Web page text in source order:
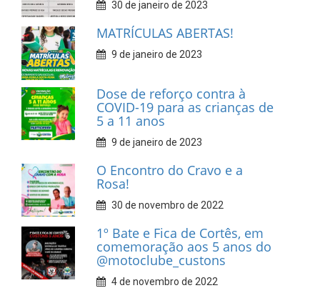
30 de janeiro de 2023
MATRÍCULAS ABERTAS!
9 de janeiro de 2023
Dose de reforço contra à
COVID-19 para as crianças de
5 a 11 anos
9 de janeiro de 2023
O Encontro do Cravo e a
Rosa!
30 de novembro de 2022
1º Bate e Fica de Cortês, em
comemoração aos 5 anos do
@motoclube_custons
4 de novembro de 2022